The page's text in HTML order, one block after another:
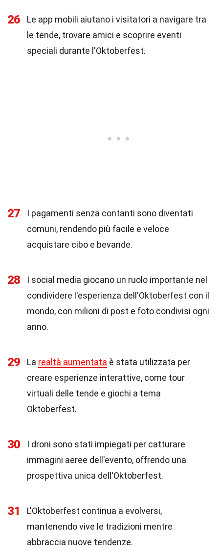
26
Le app mobili aiutano i visitatori a navigare tra
le tende, trovare amici e scoprire eventi
speciali durante l'Oktoberfest.
27
I pagamenti senza contanti sono diventati
comuni, rendendo più facile e veloce
acquistare cibo e bevande.
28
I social media giocano un ruolo importante nel
condividere l'esperienza dell'Oktoberfest con il
mondo, con milioni di post e foto condivisi ogni
anno.
29 La realtà aumentata è stata utilizzata per
creare esperienze interattive, come tour
virtuali delle tende e giochi a tema
Oktoberfest.
30
I droni sono stati impiegati per catturare
immagini aeree dell'evento, offrendo una
prospettiva unica dell'Oktoberfest.
31
L'Oktoberfest continua a evolversi,
mantenendo vive le tradizioni mentre
abbraccia nuove tendenze.